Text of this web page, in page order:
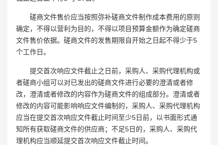
磋商文件售价应当按照弥补磋商文件制作成本费用的原则
确定，不得以营利为目的，不得以项目预算金额作为确定磋商
文件售价依据。磋商文件的发售期限自开始之日起不得少于5
个工作日。
提交首次响应文件截止之日前，采购人、采购代理机构或
者磋商小组可以对已发出的磋商文件进行必要的澄清或者修
改，澄清或者修改的内容作为磋商文件的组成部分。澄清或者
修改的内容可能影响响应文件编制的，采购人、采购代理机构
应当在提交首次响应文件截止时间至少5日前，以书面形式通
知所有获取磋商文件的供应商；不足5日的，采购人、采购代
理机构应当顺延提交首次响应文件截止时间。